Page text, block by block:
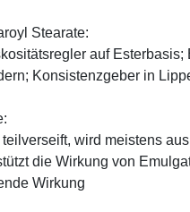
Stearate:
auf Esterbasis;
Konsistenzgeber in
wird meistens
die Wirkung von
Wirkung